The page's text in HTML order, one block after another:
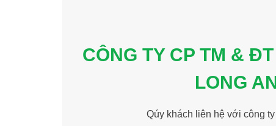
CÔNG TY CP TM &
LONG
Qúy khách liên hệ với công